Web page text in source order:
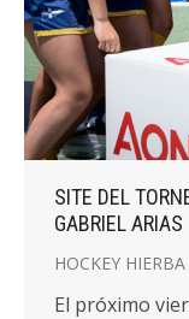
SITE DEL
GABRIEL ARIAS
HOCKEY HIERBA
El próximo